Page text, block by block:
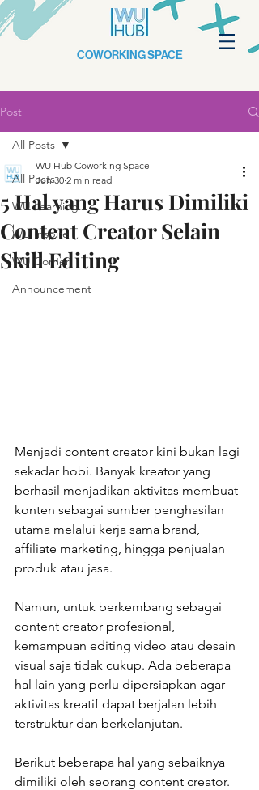
COWORKING SPACE
Post
All Posts
WU Learning
WU Inspire
WU Corner
Announcement
All Posts
5 Hal yang Harus Dimiliki
Content Creator Selain
Skill Editing
WU Hub Coworking Space
Jun 30 2 min read
Menjadi content creator kini bukan lagi
sekadar hobi. Banyak kreator yang
berhasil menjadikan aktivitas membuat
konten sebagai sumber penghasilan
utama melalui kerja sama brand,
affiliate marketing, hingga penjualan
produk atau jasa.
Namun, untuk berkembang sebagai
content creator profesional,
kemampuan editing video atau desain
visual saja tidak cukup. Ada beberapa
hal lain yang perlu dipersiapkan agar
aktivitas kreatif dapat berjalan lebih
terstruktur dan berkelanjutan.
Berikut beberapa hal yang sebaiknya
dimiliki oleh seorang content creator.